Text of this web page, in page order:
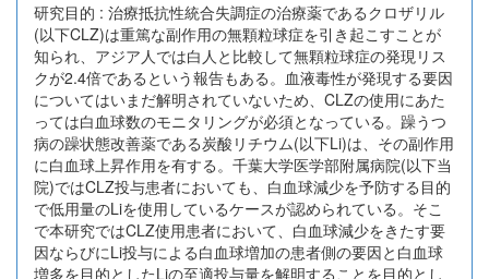
研究目的 : 治療抵抗性統合失調症の治療薬であるクロザリル
(以下CLZ)は重篤な副作用の無顆粒球症を引き起こすことが
知られ、アジア人では白人と比較して無顆粒球症の発現リス
クが2.4倍であるという報告もある。血液毒性が発現する要因
についてはいまだ解明されていないため、CLZの使用にあた
っては白血球数のモニタリングが必須となっている。躁うつ
病の躁状態改善薬である炭酸リチウム(以下Li)は、その副作用
に白血球上昇作用を有する。千葉大学医学部附属病院(以下当
院)ではCLZ投与患者においても、白血球減少を予防する目的
で低用量のLiを使用しているケースが認められている。そこ
で本研究ではCLZ使用患者において、白血球減少をきたす要
因ならびにLi投与による白血球増加の患者側の要因と白血球
増多を目的としたLiの至適投与量を解明することを目的とし